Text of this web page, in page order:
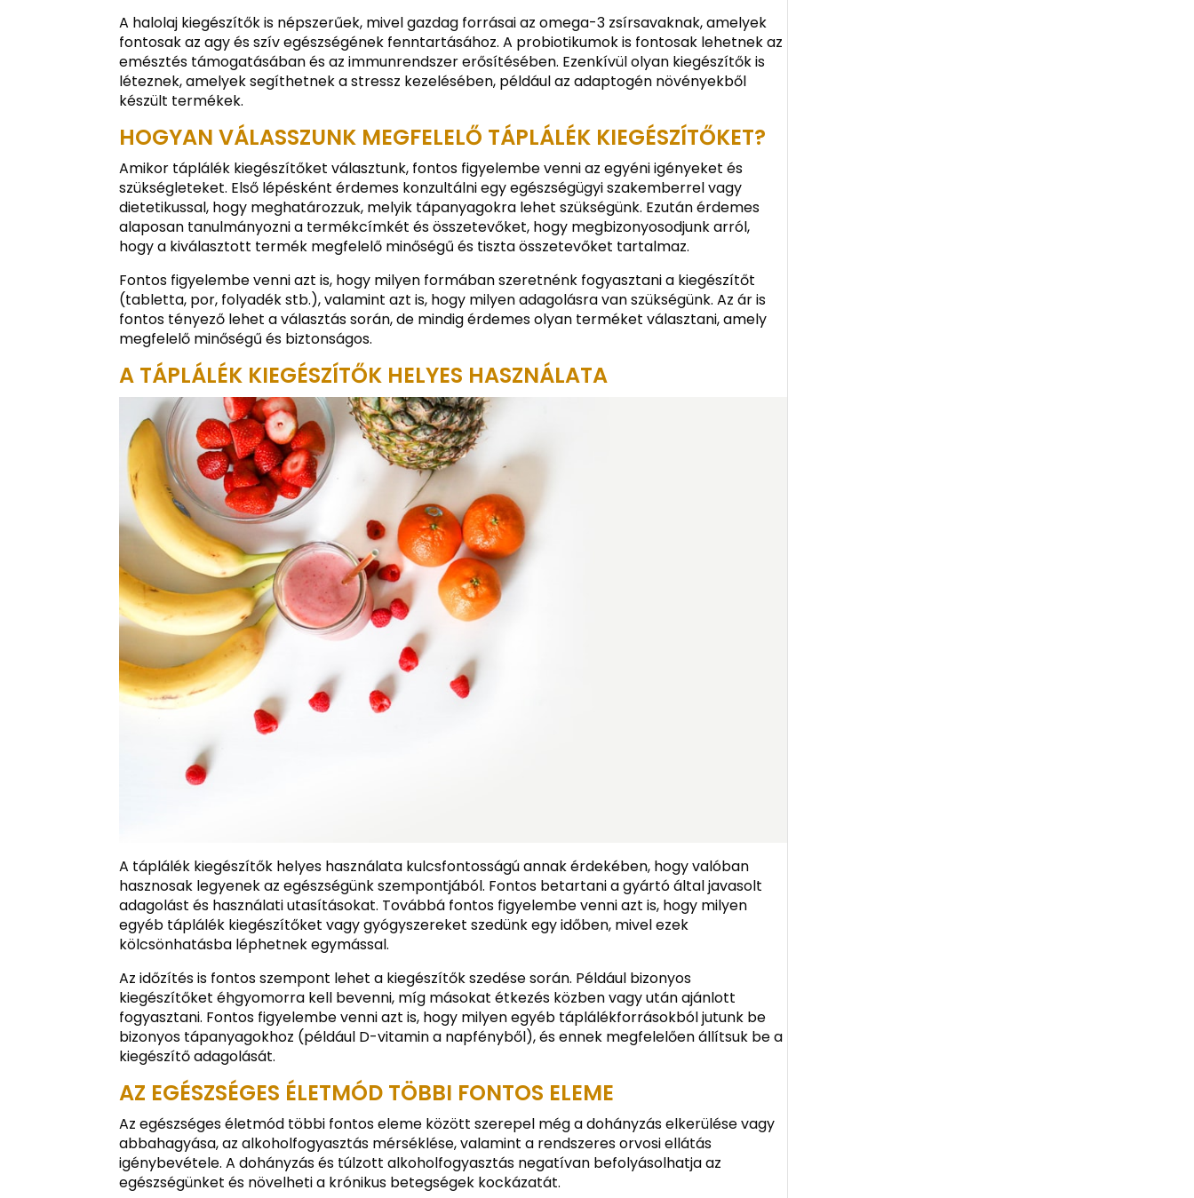
A halolaj kiegészítők is népszerűek, mivel gazdag forrásai az omega-3 zsírsavaknak, amelyek
fontosak az agy és szív egészségének fenntartásához. A probiotikumok is fontosak lehetnek az
emésztés támogatásában és az immunrendszer erősítésében. Ezenkívül olyan kiegészítők is
léteznek, amelyek segíthetnek a stressz kezelésében, például az adaptogén növényekből
készült termékek.
HOGYAN VÁLASSZUNK MEGFELELŐ TÁPLÁLÉK KIEGÉSZÍTŐKET?
Amikor táplálék kiegészítőket választunk, fontos figyelembe venni az egyéni igényeket és
szükségleteket. Első lépésként érdemes konzultálni egy egészségügyi szakemberrel vagy
dietetikussal, hogy meghatározzuk, melyik tápanyagokra lehet szükségünk. Ezután érdemes
alaposan tanulmányozni a termékcímkét és összetevőket, hogy megbizonyosodjunk arról,
hogy a kiválasztott termék megfelelő minőségű és tiszta összetevőket tartalmaz.
Fontos figyelembe venni azt is, hogy milyen formában szeretnénk fogyasztani a kiegészítőt
(tabletta, por, folyadék stb.), valamint azt is, hogy milyen adagolásra van szükségünk. Az ár is
fontos tényező lehet a választás során, de mindig érdemes olyan terméket választani, amely
megfelelő minőségű és biztonságos.
A TÁPLÁLÉK KIEGÉSZÍTŐK HELYES HASZNÁLATA
A táplálék kiegészítők helyes használata kulcsfontosságú annak érdekében, hogy valóban
hasznosak legyenek az egészségünk szempontjából. Fontos betartani a gyártó által javasolt
adagolást és használati utasításokat. Továbbá fontos figyelembe venni azt is, hogy milyen
egyéb táplálék kiegészítőket vagy gyógyszereket szedünk egy időben, mivel ezek
kölcsönhatásba léphetnek egymással.
Az időzítés is fontos szempont lehet a kiegészítők szedése során. Például bizonyos
kiegészítőket éhgyomorra kell bevenni, míg másokat étkezés közben vagy után ajánlott
fogyasztani. Fontos figyelembe venni azt is, hogy milyen egyéb táplálékforrásokból jutunk be
bizonyos tápanyagokhoz (például D-vitamin a napfényből), és ennek megfelelően állítsuk be a
kiegészítő adagolását.
AZ EGÉSZSÉGES ÉLETMÓD TÖBBI FONTOS ELEME
Az egészséges életmód többi fontos eleme között szerepel még a dohányzás elkerülése vagy
abbahagyása, az alkoholfogyasztás mérséklése, valamint a rendszeres orvosi ellátás
igénybevétele. A dohányzás és túlzott alkoholfogyasztás negatívan befolyásolhatja az
egészségünket és növelheti a krónikus betegségek kockázatát.